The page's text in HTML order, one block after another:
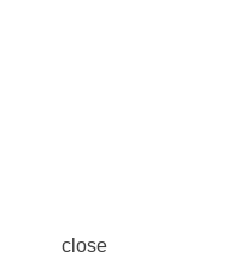
close